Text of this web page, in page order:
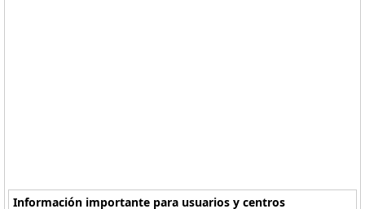
Información importante para usuarios y centros